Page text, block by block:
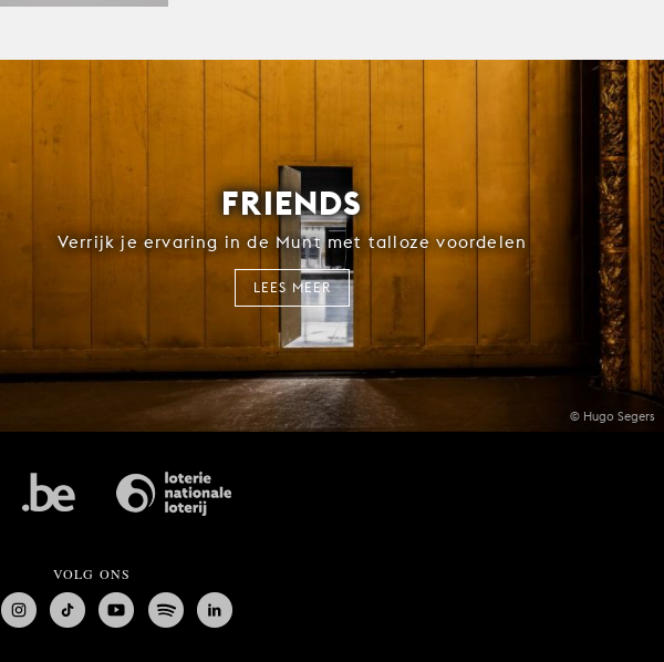
© Hugo Segers
FRIENDS
Verrijk je ervaring in de Munt met talloze voordelen
LEES MEER
VOLG ONS